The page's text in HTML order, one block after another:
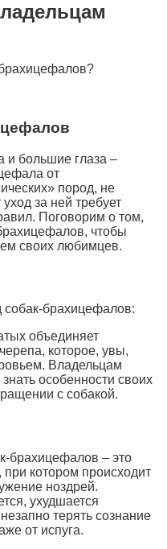
и большие глаза –
от
пород, не
за ней требует
Поговорим о том,
чтобы
своих любимцев.
брахицефалов:
объединяет
которое, увы,
Владельцам
особенности своих
с собакой.
брахицефалов – это
котором происходит
ноздрей.
ухудшается
терять сознание
от испуга.